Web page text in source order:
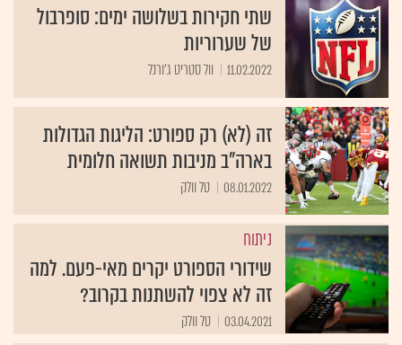
שתי חקירות בשלושה ימים: סופרבול
של שערוריות
11.02.2022 וול סטריט ג'ורנל
זה (לא) רק ספורט: הליגות הגדולות
בארה”ב מניבות תשואה חלומית
08.01.2022 טל וולק
ניתוח
שידורי הספורט יקרים מאי-פעם. למה
זה לא צפוי להשתנות בקרוב?
03.04.2021 טל וולק